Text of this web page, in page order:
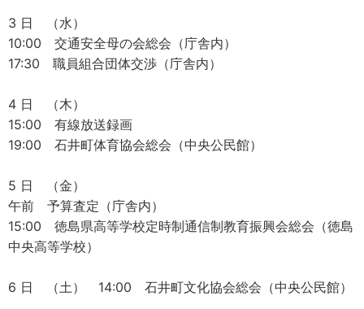
3 日 （水）
10:00 交通安全母の会総会（庁舎内）
17:30 職員組合団体交渉（庁舎内）
4 日 （木）
15:00 有線放送録画
19:00 石井町体育協会総会（中央公民館）
5 日 （金）
午前 予算査定（庁舎内）
15:00 徳島県高等学校定時制通信制教育振興会総会（徳島
中央高等学校）
6 日 （土） 14:00 石井町文化協会総会（中央公民館）